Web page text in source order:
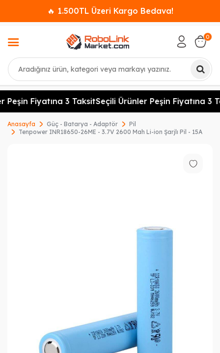
🔥 1.500TL Üzeri Kargo Bedava!
Ara
0
Peşin Fiyatına 3 TaksitSeçili Ürünler Peşin Fiyatına 3
Anasayfa Güç - Batarya - Adaptör
Pil
Tenpower INR18650-26ME - 3.7V 2600 Mah Li-ion Şarjlı Pil - 15A